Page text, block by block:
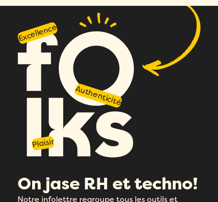
Excellence
Authenticité
Plaisir
On jase RH et techno!
Notre infolettre regroupe tous les outils et